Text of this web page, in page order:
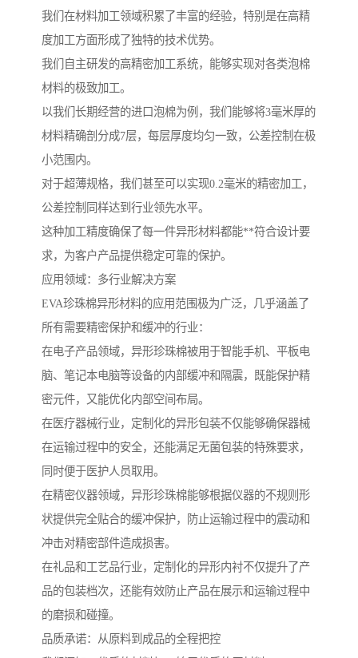
我们在材料加工领域积累了丰富的经验，特别是在高精
度加工方面形成了独特的技术优势。
我们自主研发的高精密加工系统，能够实现对各类泡棉
材料的极致加工。
以我们长期经营的进口泡棉为例，我们能够将3毫米厚的
材料精确剖分成7层，每层厚度均匀一致，公差控制在极
小范围内。
对于超薄规格，我们甚至可以实现0.2毫米的精密加工，
公差控制同样达到行业领先水平。
这种加工精度确保了每一件异形材料都能**符合设计要
求，为客户产品提供稳定可靠的保护。
应用领域：多行业解决方案
EVA珍珠棉异形材料的应用范围极为广泛，几乎涵盖了
所有需要精密保护和缓冲的行业：
在电子产品领域，异形珍珠棉被用于智能手机、平板电
脑、笔记本电脑等设备的内部缓冲和隔震，既能保护精
密元件，又能优化内部空间布局。
在医疗器械行业，定制化的异形包装不仅能够确保器械
在运输过程中的安全，还能满足无菌包装的特殊要求，
同时便于医护人员取用。
在精密仪器领域，异形珍珠棉能够根据仪器的不规则形
状提供完全贴合的缓冲保护，防止运输过程中的震动和
冲击对精密部件造成损害。
在礼品和工艺品行业，定制化的异形内衬不仅提升了产
品的包装档次，还能有效防止产品在展示和运输过程中
的磨损和碰撞。
品质承诺：从原料到成品的全程把控